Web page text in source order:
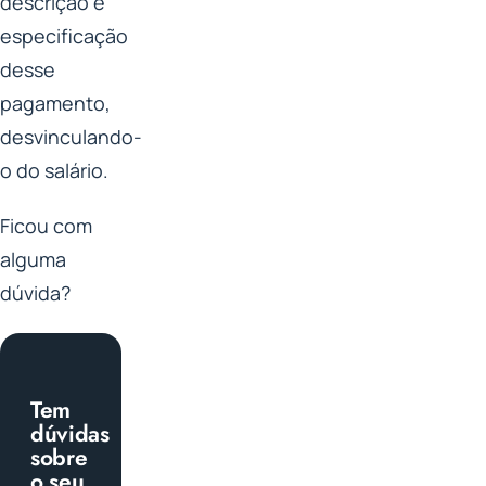
especificação
desse
pagamento,
desvinculando-
o do salário.
Ficou com
alguma
dúvida?
Tem
dúvidas
sobre